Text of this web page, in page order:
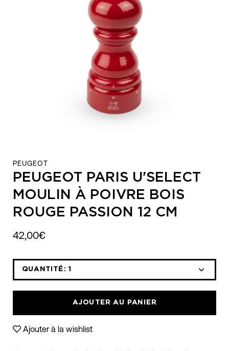
PEUGEOT
PEUGEOT PARIS U'SELECT
MOULIN À POIVRE BOIS
ROUGE PASSION 12 CM
42,00€
QUANTITÉ: 1
Icône
AJOUTER AU PANIER
Ajouter à la wishlist